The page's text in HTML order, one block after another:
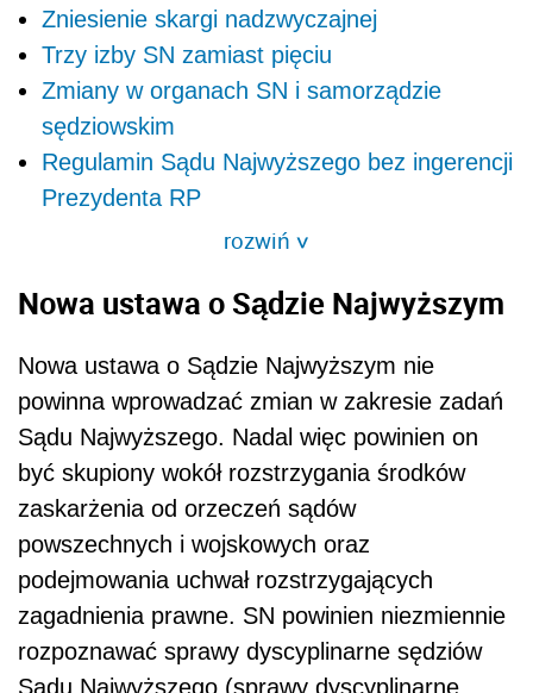
Zniesienie skargi nadzwyczajnej
Trzy izby SN zamiast pięciu
Zmiany w organach SN i samorządzie
sędziowskim
Regulamin Sądu Najwyższego bez ingerencji
Prezydenta RP
rozwiń>
Nowa ustawa o Sądzie Najwyższym
Nowa ustawa o Sądzie Najwyższym nie
powinna wprowadzać zmian w zakresie zadań
Sądu Najwyższego. Nadal więc powinien on
być skupiony wokół rozstrzygania środków
zaskarżenia od orzeczeń sądów
powszechnych i wojskowych oraz
podejmowania uchwał rozstrzygających
zagadnienia prawne. SN powinien niezmiennie
rozpoznawać sprawy dyscyplinarne sędziów
Sądu Najwyższego (sprawy dyscyplinarne